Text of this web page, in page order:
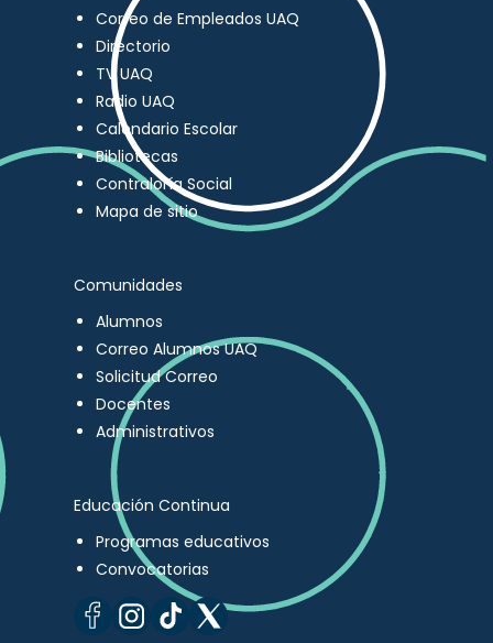
Correo de Empleados UAQ
Directorio
TV UAQ
Radio UAQ
Calendario Escolar
Bibliotecas
Contraloría Social
Mapa de sitio
Comunidades
Alumnos
Correo Alumnos UAQ
Solicitud Correo
Docentes
Administrativos
Educación Continua
Programas educativos
Convocatorias